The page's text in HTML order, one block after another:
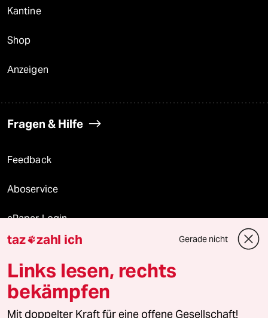
Kantine
Shop
Anzeigen
Fragen & Hilfe
Feedback
Aboservice
ePaper Login
Downloads für Abonnierende
© 2026 taz Verlags und Vertriebs GmbH
Alle Rechte vorbehalten. Bei rechtlichen Fragen oder für Genehmigungen
taz zahl ich Gerade nicht
Links lesen, rechts
bekämpfen
Mit doppelter Kraft für eine offene Gesellschaft!